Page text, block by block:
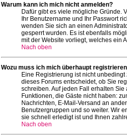
Warum kann ich mich nicht anmelden?
Dafür gibt es viele mögliche Gründe.
Ihr Benutzername und Ihr Passwort
wenden Sie sich an einen
gesperrt wurden. Es ist ebenfalls
mit der Website vorliegt, welches ein
Nach oben
Wozu muss ich mich überhaupt
Eine Registrierung ist nicht
dieses Forums entscheidet, ob Sie
schreiben. Auf jeden Fall erhalten
Funktionen, die Gäste nicht haben:
Nachrichten, E-Mail-Versand an
Benutzergruppen und so weiter. Wir
sie schnell erledigt ist und Ihnen
Nach oben